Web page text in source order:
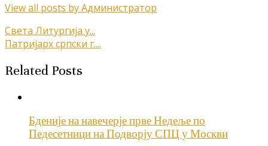
View all posts by Администратор
Кретање
чланка
Света Литургија у...
Патријарх српски г....
Related Posts
Бденије на навечерје прве Недеље по
Педесетници на Подворју СПЦ у Москви